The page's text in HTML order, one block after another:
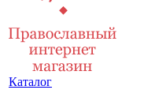
Каталог